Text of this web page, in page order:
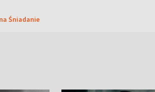
Śniadanie